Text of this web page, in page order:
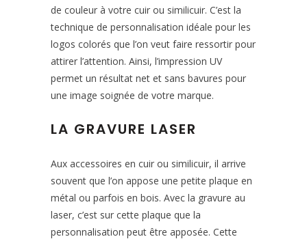
de couleur à votre cuir ou similicuir. C’est la
technique de personnalisation idéale pour les
logos colorés que l’on veut faire ressortir pour
attirer l’attention. Ainsi, l’impression UV
permet un résultat net et sans bavures pour
une image soignée de votre marque.
LA GRAVURE LASER
Aux accessoires en cuir ou similicuir, il arrive
souvent que l’on appose une petite plaque en
métal ou parfois en bois. Avec la gravure au
laser, c’est sur cette plaque que la
personnalisation peut être apposée. Cette